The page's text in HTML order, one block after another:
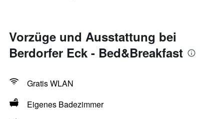
Vorzüge und Ausstattung bei
Berdorfer Eck - Bed&Breakfast
Gratis WLAN
Eigenes Badezimmer